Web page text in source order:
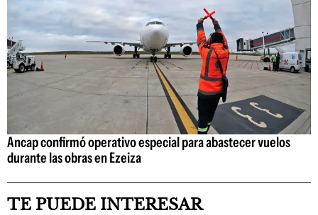
Ancap confirmó operativo especial para abastecer vuelos
durante las obras en Ezeiza
TE PUEDE INTERESAR